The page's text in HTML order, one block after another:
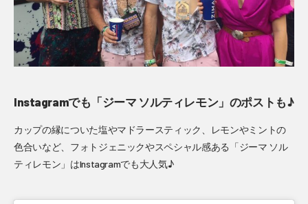
Instagramでも「ジーマ ソルティレモン」のポストも♪
カップの縁についた塩やマドラースティック、レモンやミントの
色合いなど、フォトジェニックやスペシャル感ある「ジーマ ソル
ティレモン」はInstagramでも大人気♪